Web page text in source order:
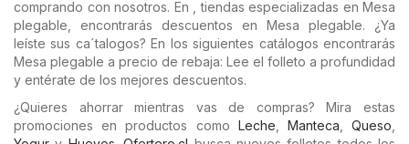
comprando con nosotros. En , tiendas especializadas en Mesa
plegable, encontrarás descuentos en Mesa plegable. ¿Ya
leíste sus ca´talogos? En los siguientes catálogos encontrarás
Mesa plegable a precio de rebaja: Lee el folleto a profundidad
y entérate de los mejores descuentos.
¿Quieres ahorrar mientras vas de compras? Mira estas
promociones en productos como Leche Manteca ,Queso